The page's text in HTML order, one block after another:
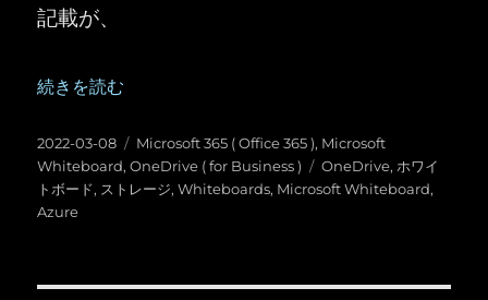
記載が、
“Microsoft Whiteboard ：ボードのデータを OneDrive に
続きを読む
投
稿
日:
2022-03-08
カ
テ
ゴ
Microsoft 365 ( Office 365 ), Microsoft
Whiteboard,OneDrive ( for Business )
タ
グ
OneDrive, ホワイ
トボード, ストレージ,Whiteboards, Microsoft Whiteboard,
Azure